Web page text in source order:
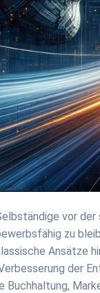
vor
zu
Ansätze
der
Buchhaltung,